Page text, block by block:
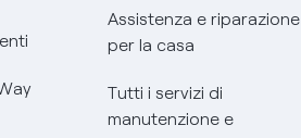
Assistenza e riparazione
per la casa
Tutti i servizi di
manutenzione e